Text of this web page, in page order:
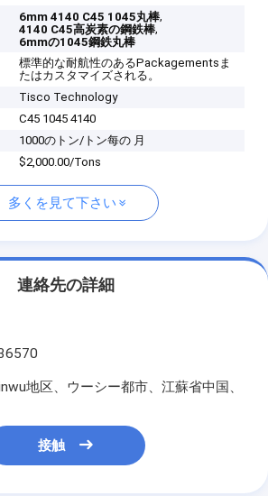
6mm 4140 C45 1045丸棒,
4140 C45高炭素の鋼鉄棒,
6mmの1045鋼鉄丸棒
標準的な耐航性のあるPackagementsま
たはカスタマイズされる。
Tisco Technology
C45 1045 4140
1000のトン/トン每の 月
$2,000.00/Tons
多くを見て下さい
連絡先の詳細
地区、ウーシー都市、江蘇省中国、
接触